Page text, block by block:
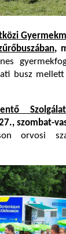
,
busz
szombat-
orvosi